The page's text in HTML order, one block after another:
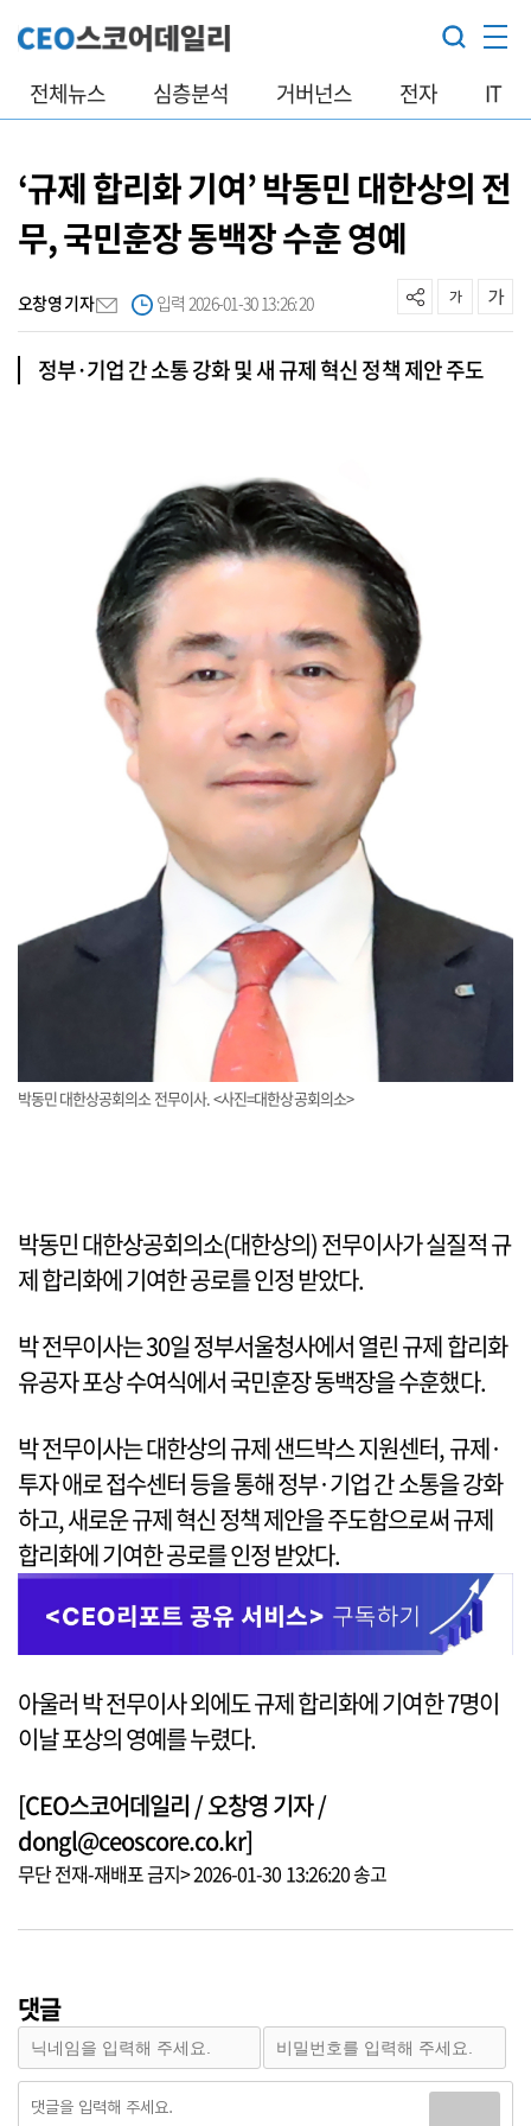
전체뉴스 심층분석 거버넌스 전자 IT
‘규제 합리화 기여’ 박동민 대한상의 전
무, 국민훈장 동백장 수훈 영예
오창영 기자 입력 2026-01-30 13:26:20
정부·기업 간 소통 강화 및 새 규제 혁신 정책 제안 주도
박동민 대한상공회의소 전무이사. <사진=대한상공회의소>
박동민 대한상공회의소(대한상의) 전무이사가 실질적 규
제 합리화에 기여한 공로를 인정 받았다.
박 전무이사는 30일 정부서울청사에서 열린 규제 합리화
유공자 포상 수여식에서 국민훈장 동백장을 수훈했다.
박 전무이사는 대한상의 규제 샌드박스 지원센터, 규제·
투자 애로 접수센터 등을 통해 정부·기업 간 소통을 강화
하고, 새로운 규제 혁신 정책 제안을 주도함으로써 규제
합리화에 기여한 공로를 인정 받았다.
아울러 박 전무이사 외에도 규제 합리화에 기여한 7명이
이날 포상의 영예를 누렸다.
[CEO스코어데일리 / 오창영 기자 /
dongl@ceoscore.co.kr]
무단 전재-재배포 금지> 2026-01-30 13:26:20 송고
댓글